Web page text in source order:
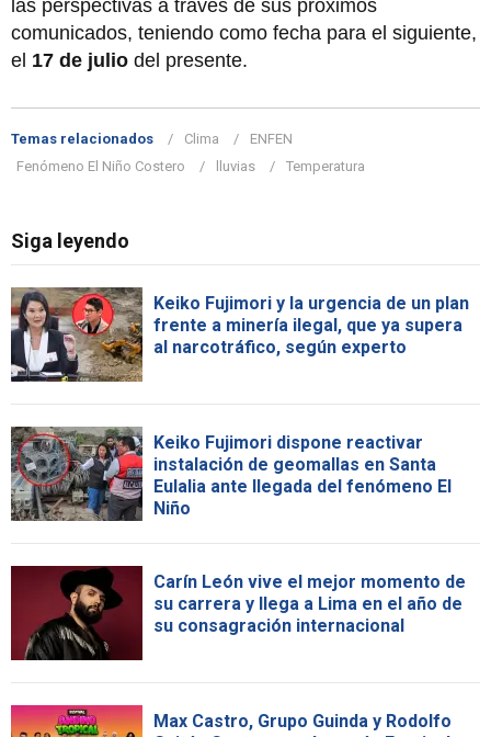
las perspectivas a través de sus próximos
comunicados, teniendo como fecha para el siguiente,
el 17 de julio del presente.
Temas relacionados Clima
ENFEN
Fenómeno El Niño Costero
lluvias Temperatura
Siga leyendo
Keiko Fujimori y la urgencia de un plan
frente a minería ilegal, que ya supera
al narcotráfico, según experto
Keiko Fujimori dispone reactivar
instalación de geomallas en Santa
Eulalia ante llegada del fenómeno El
Niño
Carín León vive el mejor momento de
su carrera y llega a Lima en el año de
su consagración internacional
Max Castro, Grupo Guinda y Rodolfo